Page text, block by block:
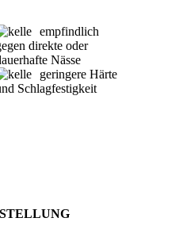
empfindlich
direkte oder
Nässe
geringere Härte
Schlagfestigkeit